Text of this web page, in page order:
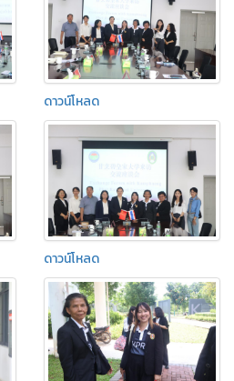
ดาวน์โหลด
ดาวน์โหลด